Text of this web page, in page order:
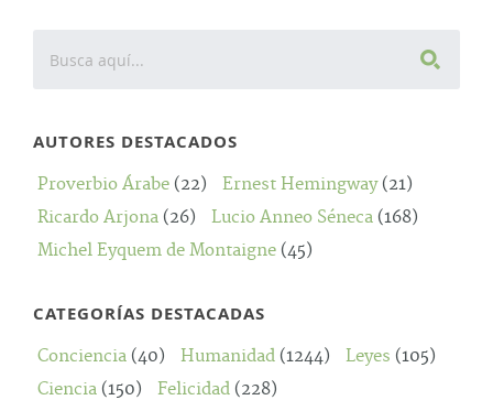
AUTORES DESTACADOS
Proverbio Árabe (22) Ernest Hemingway(21)
Ricardo Arjona (26) Lucio Anneo Séneca (168)
Michel Eyquem de Montaigne (45)
CATEGORÍAS DESTACADAS
Conciencia (40) Humanidad (1244) Leyes (105)
Ciencia (150) Felicidad (228)